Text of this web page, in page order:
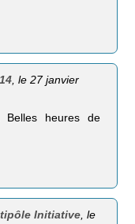
, le 27 janvier
Belles heures de
Initiative , le